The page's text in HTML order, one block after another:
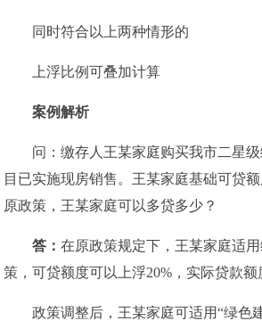
同时符合以上两种情形的
上浮比例可叠加计算
案例解析
问：缴存人王某家庭购买我市二星级
目已实施现房销售。王某家庭基础可贷
原政策，王某家庭可以多贷多少？
答：在原政策规定下，王某家庭适
策，可贷额度可以上浮20%，实际贷款额
政策调整后，王某家庭可适用“绿色